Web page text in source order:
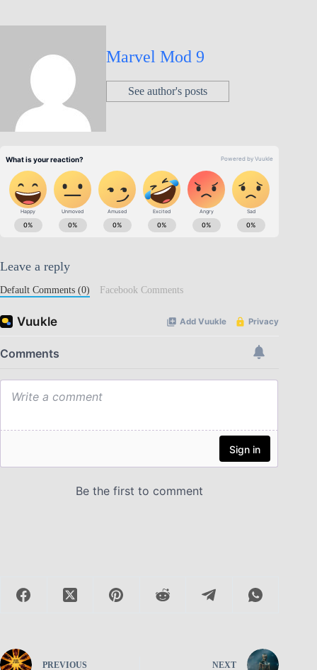
Marvel Mod 9
See author's posts
Leave a reply
Default Comments (0) Facebook Comments
PREVIOUS NEXT